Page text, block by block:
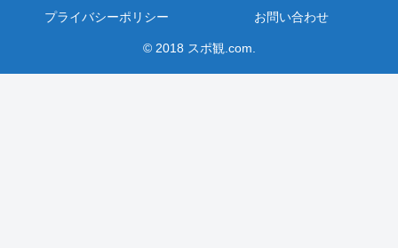
プライバシーポリシー お問い合わせ
© 2018 スポ観.com.